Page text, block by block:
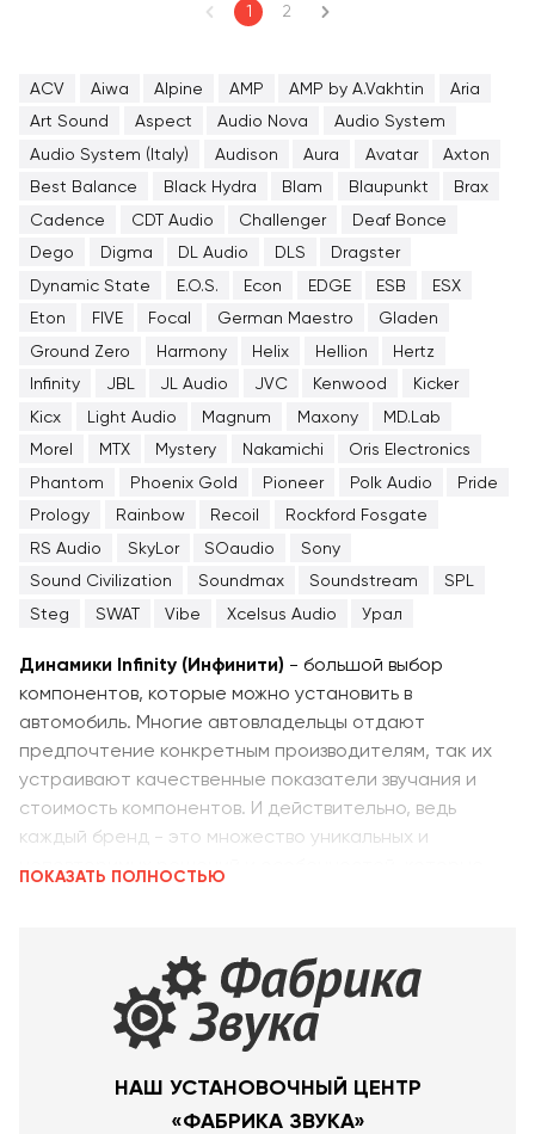
1 2
ACV Aiwa Alpine AMP AMP by A.Vakhtin
Aria
Art Sound
Aspect Audio Nova
Audio System
Audio System (Italy)
Audison Aura Avatar
Axton
Best Balance
Black Hydra Blam Blaupunkt
Brax
Cadence
CDT Audio Challenger
Deaf Bonce
Dego
Digma DL Audio DLS
Dragster
Dynamic State
E.O.S. Econ EDGE ESB
ESX
Eton
FIVE Focal German Maestro
Gladen
Ground Zero
Harmony Helix Hellion
Hertz
Infinity
JBL JL Audio JVC Kenwood
Kicker
Kicx
Light Audio Magnum Maxony
MD.Lab
Morel
MTX Mystery Nakamichi
Oris Electronics
Phantom
Phoenix Gold Pioneer Polk Audio
Pride
Prology
Rainbow Recoil
Rockford Fosgate
RS Audio
SkyLor SOaudio
Sony
Sound Civilization
Soundmax Soundstream
SPL
Steg
SWAT Vibe Xcelsus Audio Урал
Динамики Infinity (Инфинити) - большой выбор
компонентов, которые можно установить в
автомобиль. Многие автовладельцы отдают
предпочтение конкретным производителям, так их
устраивают качественные показатели звучания и
стоимость компонентов. И действительно, ведь
каждый бренд - это множество уникальных и
неповторимых решений и особенностей, которые
визуальную составляющую, а также стоимость
акустики. Индивидуальные особенности различных
динамиков позволяют слушателю получить именно
то звучание, которое в полной мере соответствует
автовладельцу требуется помочь в выборе динамиков
для установки в свой автомобиль, так как
ПОКАЗАТЬ ПОЛНОСТЬЮ
НАШ УСТАНОВОЧНЫЙ ЦЕНТР
«ФАБРИКА ЗВУКА»